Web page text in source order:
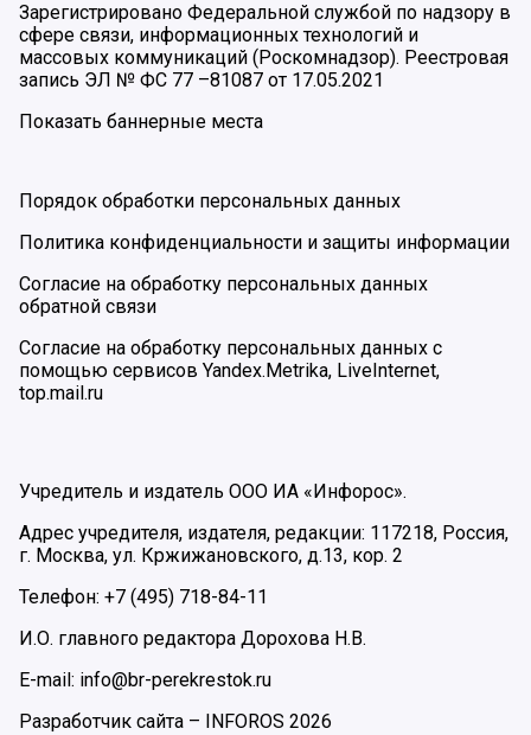
Зарегистрировано Федеральной службой по надзору в
сфере связи, информационных технологий и
массовых коммуникаций (Роскомнадзор). Реестровая
запись ЭЛ № ФС 77 –81087 от 17.05.2021
Показать баннерные места
Порядок обработки персональных данных
Политика конфиденциальности и защиты информации
Согласие на обработку персональных данных
обратной связи
Согласие на обработку персональных данных с
помощью сервисов Yandex.Metrika, LiveInternet,
top.mail.ru
Учредитель и издатель ООО ИА «Инфорос».
Адрес учредителя, издателя, редакции: 117218, Россия,
г. Москва, ул. Кржижановского, д.13, кор. 2
Телефон: +7 (495) 718-84-11
И.О. главного редактора Дорохова Н.В.
E-mail: info@br-perekrestok.ru
Разработчик сайта –
INFOROS 2026